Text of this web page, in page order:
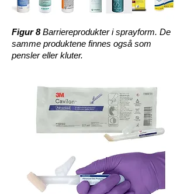
Figur 8Barriereprodukter i sprayform. De
samme produktene finnes også som
pensler eller kluter.